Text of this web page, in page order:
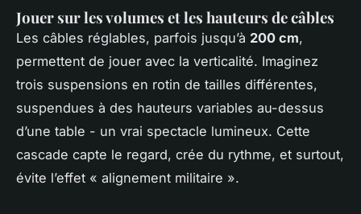
Jouer sur les volumes et les hauteurs de câbles
Les câbles réglables, parfois jusqu’à 200 cm,
permettent de jouer avec la verticalité. Imaginez
trois suspensions en rotin de tailles différentes,
suspendues à des hauteurs variables au-dessus
d’une table - un vrai spectacle lumineux. Cette
cascade capte le regard, crée du rythme, et surtout,
évite l’effet « alignement militaire ».